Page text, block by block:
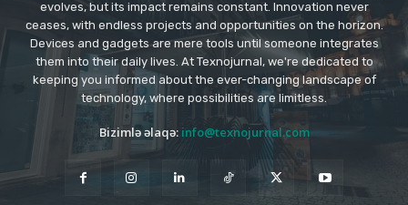
evolves, but its impact remains constant. Innovation never
ceases, with endless projects and opportunities on the horizon.
Devices and gadgets are mere tools until someone integrates
them into their daily lives. At Texnojurnal, we're dedicated to
keeping you informed about the ever-changing landscape of
technology, where possibilities are limitless.
Bizimlə əlaqə: info@texnojurnal.com